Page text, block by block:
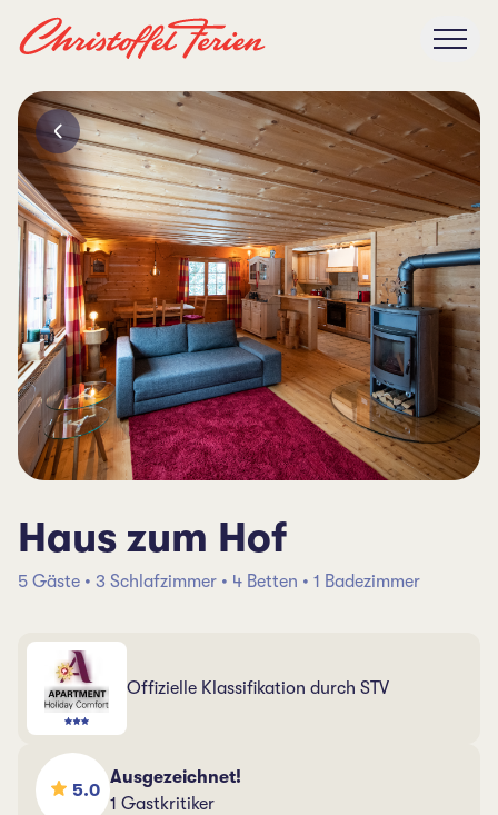
Haus zum Hof
5 Gäste • 3 Schlafzimmer • 4 Betten • 1 Badezimmer
Offizielle Klassifikation durch STV
5.0
Ausgezeichnet!
1 Gastkritiker